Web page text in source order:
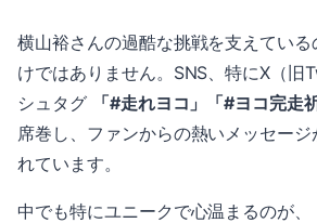
横山裕さんの過酷な挑戦を支えてい
けではありません。SNS、特にX（旧
シュタグ
「#走れヨコ」「#ヨコ完走
席巻し、ファンからの熱いメッセー
れています。
中でも特にユニークで心温まるのが、